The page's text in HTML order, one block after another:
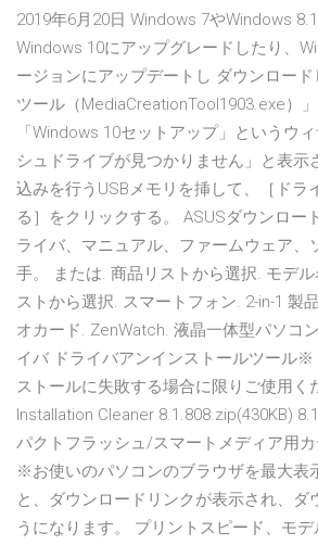
2019年6月20日 Windows 7やWindows
Windows 10にアップグレードしたり、
ージョンにアップデートし ダウンロー
ツール（MediaCreationTool1903.exe）」
「Windows 10セットアップ」というウ
シュドライブが見つかりません」と表示
込みを行うUSBメモリを挿して、［ドラ
る］をクリックする。 ASUSダウンロー
ライバ、マニュアル、ファームウェア、
手。 または. 商品リストから選択. モデ
ストから選択. スマートフォン. 2-in-1 製
オカード. ZenWatch. 液晶一体型パソコ
イバ ドライバアンインストールツール※
ストールに失敗する場合に限りご使用く
Installation Cleaner 8.1.808.zip(430KB)
パクトフラッシュ/スマートメディア用
※お使いのパソコンのブラウザを最大表
と、ダウンロードリンクが表示され、ダ
うになります。 プリントスピード、モ